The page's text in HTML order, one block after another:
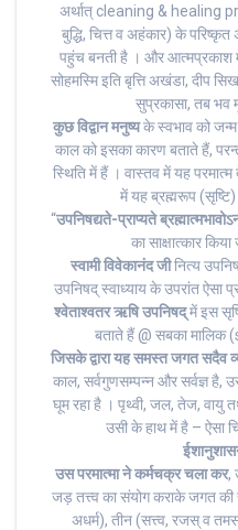
अर्थात् cleaning & healing
बुद्धि, चित्त व अहंकार) के
पहुंच बनती है । और आत्मप्रकाश
सोहमस्मि इति बृत्ति अखंडा, दीप
सुप्रकासा, तब भव
कुछ विद्वान मनुष्यके स्वभाव को
काल को इसका कारण बताते हैं,
स्थिति में हैं । वास्तव में यह परमात्म
में यह ब्रह्मरूप
“उपनिषद्यते-प्राप्यते
का साक्षात्कार
स्वामी विवेकानंद जीनित्य
उपनिषद् स्वाध्याय के उपरांत ऐसा
श्वेताश्वतर ऋषि उपनिषद्में इस
बताते हैं @ सबका
जिसके द्वारा यह समस्त जगत सदैव
काल, सर्वगुणसम्पन्न और सर्वज्ञ है,
घूम रहा है । पृथ्वी, जल, तेज, वायु
उसी के हाथ में है – ऐसा
उस परमात्मा ने कर्मचक्र चला कर,
जड़ तत्त्व का संयोग कराके जगत की
अधर्म), तीन (सत्त्व, रजस् व